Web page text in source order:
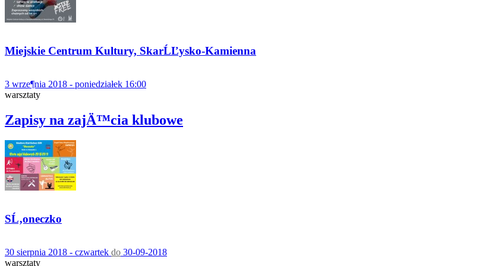
Miejskie Centrum Kultury, SkarĹĽysko-Kamienna
3 wrze¶nia 2018 - poniedziałek 16:00
warsztaty
Zapisy na zajÄ™cia klubowe
SĹ‚oneczko
30 sierpnia 2018 - czwartek do 30-09-2018
warsztaty